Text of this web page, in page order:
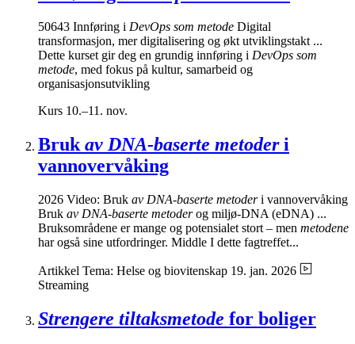
50643 Innføring i DevOps som metode Digital
transformasjon, mer digitalisering og økt utviklingstakt ...
Dette kurset gir deg en grundig innføring i DevOps som
metode, med fokus på kultur, samarbeid og
organisasjonsutvikling
Kurs 10.–11. nov.
Brukav DNA-baserte metoderi
vannovervåking
2026 Video: Bruk av DNA-baserte metoderi vannovervåking
Bruk av DNA-baserte metoderog miljø-DNA (eDNA) ...
Bruksområdene er mange og potensialet stort – men metodene
har også sine utfordringer. Middle I dette fagtreffet...
Artikkel Tema: Helse og biovitenskap 19. jan. 2026
Streaming
Strengere tiltaksmetode for boliger